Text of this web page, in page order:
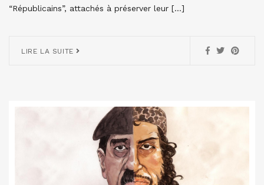
“Républicains”, attachés à préserver leur […]
LIRE LA SUITE